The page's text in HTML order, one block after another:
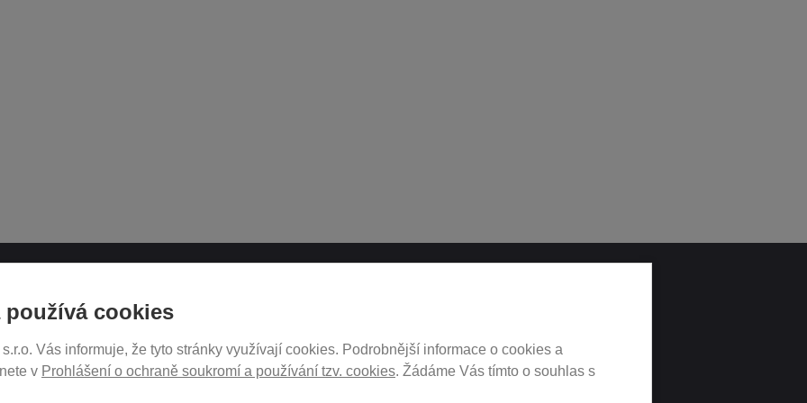
používá cookies
Vás informuje, že tyto stránky využívají cookies. Podrobnější informace o cookies a
v Prohlášení o ochraně soukromí a používání tzv. cookies. Žádáme Vás tímto o souhlas s